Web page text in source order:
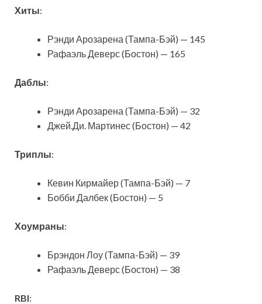
Хиты:
Рэнди Арозарена (Тампа-Бэй) — 145
Рафаэль Деверс (Бостон) — 165
Даблы:
Рэнди Арозарена (Тампа-Бэй) — 32
Джей.Ди. Мартинес (Бостон) — 42
Триплы:
Кевин Кирмайер (Тампа-Бэй) — 7
Бобби Далбек (Бостон) — 5
Хоумраны:
Брэндон Лоу (Тампа-Бэй) — 39
Рафаэль Деверс (Бостон) — 38
RBI: